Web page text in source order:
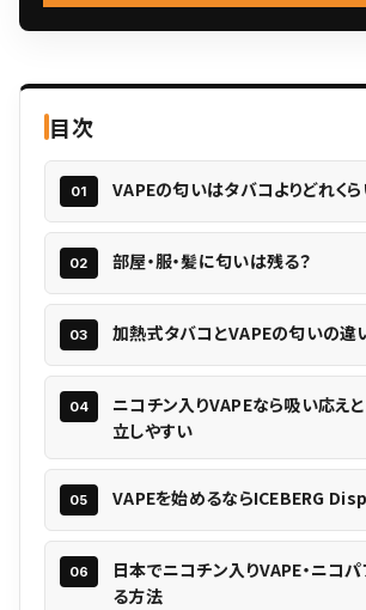
目次
VAPEの匂いはタバコよりどれく
部屋・服・髪に匂いは残る？
加熱式タバコとVAPEの匂いの違
ニコチン入りVAPEなら吸い応え
立しやすい
VAPEを始めるならICEBERG
日本でニコチン入りVAPE・ニコ
る方法